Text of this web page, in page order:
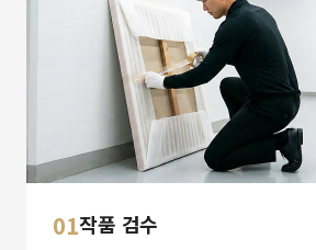
01작품 검수